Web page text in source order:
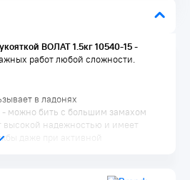
ВОЛАТ 1.5кг 10540-15-
работ любой сложности.
в ладонях
- можно бить с большим замахом
высокой надежностью и имеет
даже при активной